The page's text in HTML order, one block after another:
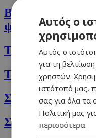
Bao buns: Τα
ψωμάκια
Τυρί
Τα ισχυρά
Σεβίτσε... το
Σιμιγδάλι, το
Αυτός ο
Αυτός ο
για τη
χρηστών.
ιστότοπό μας,
σας για όλα τα
Πολιτική μας
περισσότερα